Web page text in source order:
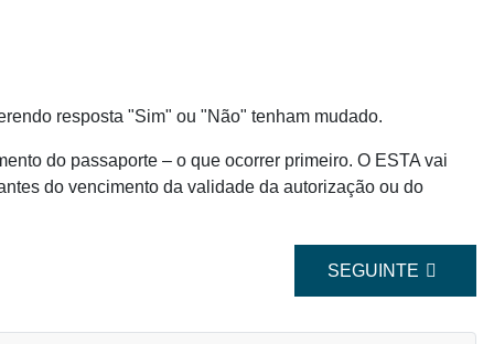
resposta "Sim" ou "Não" tenham mudado.
do passaporte – o que ocorrer primeiro. O ESTA vai
do vencimento da validade da autorização ou do
ARTIGO
SEGUINTE